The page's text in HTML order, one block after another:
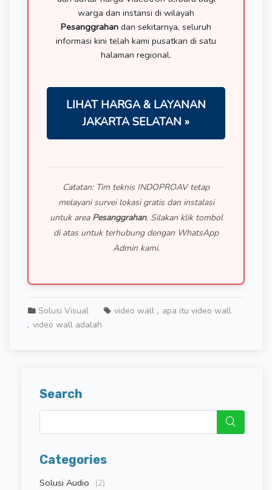
warga dan instansi di wilayah
Pesanggrahan dan sekitarnya, seluruh
informasi kini telah kami pusatkan di satu
halaman regional.
LIHAT HARGA & LAYANAN
JAKARTA SELATAN »
Catatan: Tim teknis INDOPROAV tetap
melayani survei lokasi gratis dan instalasi
untuk area Pesanggrahan. Silakan klik tombol
di atas untuk terhubung dengan WhatsApp
Admin kami.
Solusi Visual video wall
apa itu video wall
video wall adalah
Search
Categories
Solusi Audio (2)